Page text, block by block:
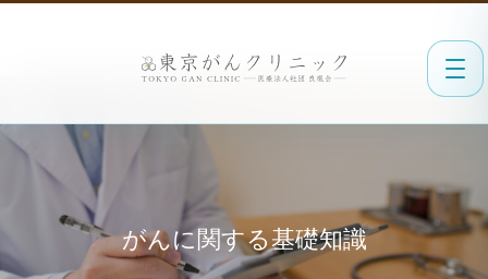
がんに関する基礎知識